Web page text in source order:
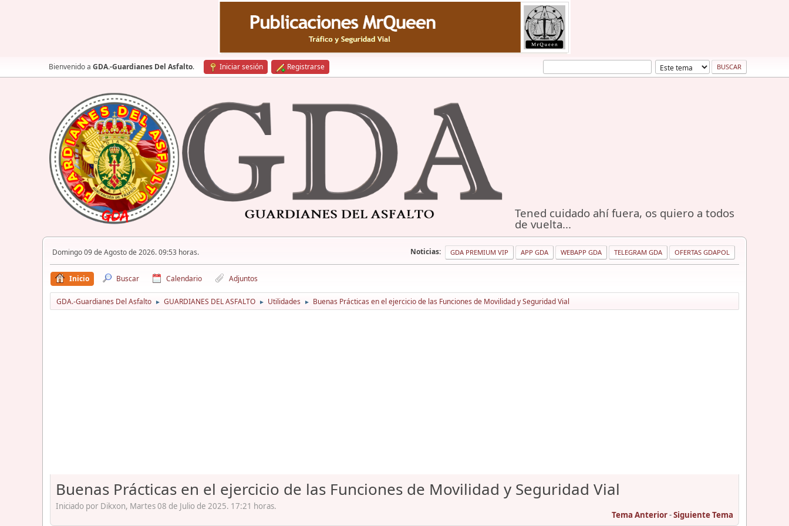
Bienvenido a GDA.-Guardianes Del Asfalto. Iniciar sesión Registrarse
Tened cuidado ahí fuera, os quiero a todos
de vuelta...
Domingo 09 de Agosto de 2026. 09:53 horas. Noticias: GDA PREMIUM VIP APP GDA WEBAPP GDA TELEGRAM GDA OFERTAS GDAPOL
Inicio Buscar Calendario Adjuntos
GDA.-Guardianes Del Asfalto ► GUARDIANES DEL ASFALTO ► Utilidades ► Buenas Prácticas en el ejercicio de las Funciones de Movilidad y Seguridad Vial
Buenas Prácticas en el ejercicio de las Funciones de Movilidad y Seguridad Vial
Iniciado por Dikxon, Martes 08 de Julio de 2025. 17:21 horas.
Tema Anterior-Siguiente Tema